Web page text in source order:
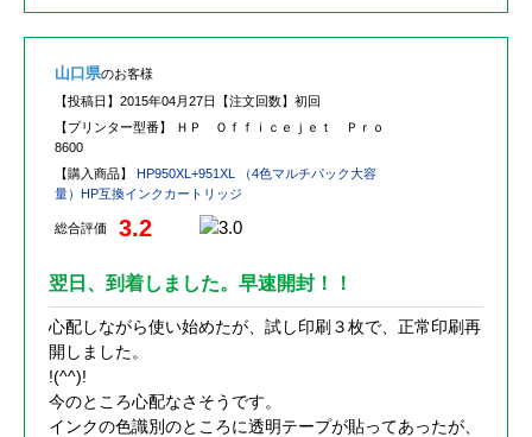
山口県のお客様
【投稿日】 2015年04月27日 【注文回数】 初回
【プリンター型番】
ＨＰ Ｏｆｆｉｃｅｊｅｔ Ｐｒｏ
8600
【購入商品】 HP950XL+951XL （4色マルチパック大容
量）HP互換インクカートリッジ
総合評価 3.2
翌日、到着しました。早速開封！！
心配しながら使い始めたが、試し印刷３枚で、正常印刷再
開しました。
!(^^)!
今のところ心配なさそうです。
インクの色識別のところに透明テープが貼ってあったが、